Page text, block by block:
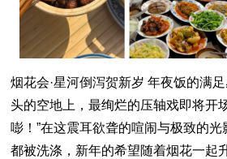
烟花会·星河倒泻贺新岁 年夜饭的满
头的空地上，最绚烂的压轴戏即将
嘭！”在这震耳欲聋的喧闹与极致的
都被洗涤，新年的希望随着烟花一起